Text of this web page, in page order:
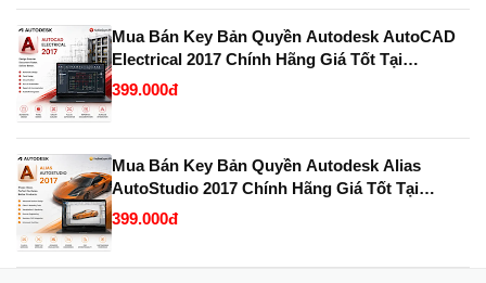
Mua Bán Key Bản Quyền Autodesk AutoCAD
Electrical 2017 Chính Hãng Giá Tốt Tại
KeyBanQuyen.VN
399.000đ
Mua Bán Key Bản Quyền Autodesk Alias
AutoStudio 2017 Chính Hãng Giá Tốt Tại
KeyBanQuyen.VN
399.000đ